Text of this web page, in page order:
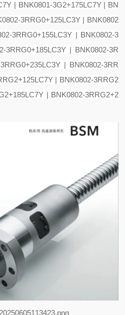
| BNK0801-3G2+175LC7Y | BN
3RRG0+125LC3Y | BNK0802
3RRG0+155LC3Y | BNK0802-3
3RRG0+185LC3Y | BNK0802-3R
| BNK0802-3RR
| BNK0802-3RRG2
| BNK0802-3RRG2+2